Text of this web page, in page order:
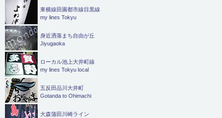
東横線田園都市線目黒線
my lines Tokyu
身近洒落まち自由が丘
Jiyugaoka
ローカル池上大井町線
my lines Tokyu local
五反田品川大井町
Gotanda to Ohimachi
大森蒲田川崎ライン